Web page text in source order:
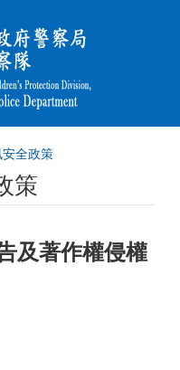
全政策
策
及著作權侵權